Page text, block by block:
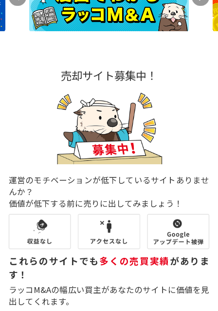
売却サイト募集中！
運営のモチベーションが低下しているサイトありませ
んか？
価値が低下する前に売りに出してみましょう！
これらのサイトでも多くの売買実績がありま
す！
ラッコM&Aの幅広い買主があなたのサイトに価値を見
出してくれます。